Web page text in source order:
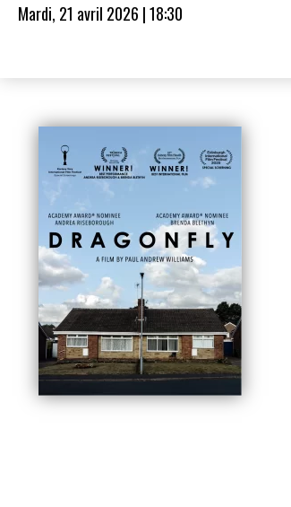
Mardi, 21 avril 2026 | 18:30